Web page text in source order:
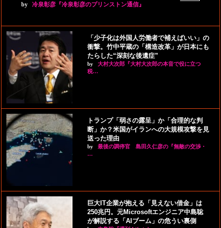
by 冷泉彰彦『冷泉彰彦のプリンストン通信』
「少子化は外国人労働者で補えばいい」の
衝撃。竹中平蔵の「構造改革」が日本にも
たらした“深刻な後遺症”
by
大村大次郎『大村大次郎の本音で役に立つ
税…
トランプ「弱さの露呈」か「合理的な判
断」か？米国がイランへの大規模攻撃を見
送った理由
by
最後の調停官 島田久仁彦の『無敵の交渉・
…
巨大IT企業が抱える「見えない借金」は
250兆円。元Microsoftエンジニア中島聡
が解説する「AIブーム」の危うい裏側